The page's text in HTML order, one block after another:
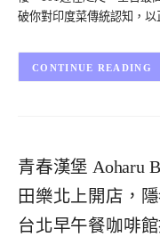
破你對印度菜傳統認知，
CONTINUE READING
青春漢堡 Aoharu
田樂北上開店，
台北早午餐咖啡